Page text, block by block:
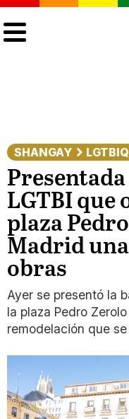
SHANGAY
LGTBI que
plaza
Madrid
obras
Ayer se presentó la
la plaza Pedro
remodelación que